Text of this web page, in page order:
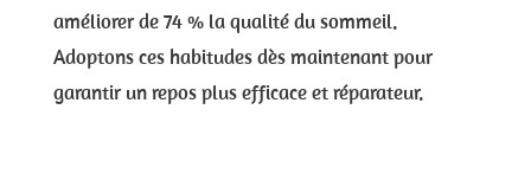
améliorer de 74 % la qualité du sommeil.
Adoptons ces habitudes dès maintenant pour
garantir un repos plus efficace et réparateur.